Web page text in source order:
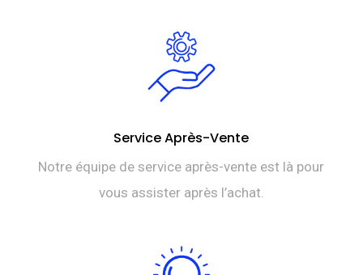
Service Après-Vente
Notre équipe de service après-vente est là pour
vous assister après l’achat.